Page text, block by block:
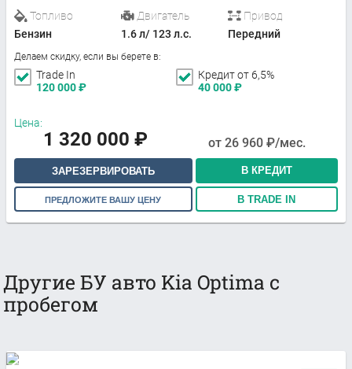
Топливо
Бензин
Двигатель
1.6 л/ 123 л.с.
Привод
Передний
Делаем скидку, если вы берете в:
Trade In
120 000₽
Кредит от 6,5%
40 000₽
Цена:
1 320 000 ₽ от 26 960 ₽/мес.
ЗАРЕЗЕРВИРОВАТЬ В КРЕДИТ
ПРЕДЛОЖИТЕ ВАШУ ЦЕНУ В TRADE IN
Другие БУ авто Kia Optima с
пробегом